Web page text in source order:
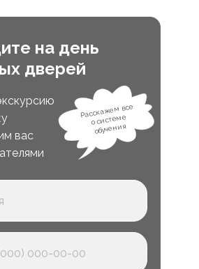
на день
дверей
вас
Расскажем все
о системе
обучения